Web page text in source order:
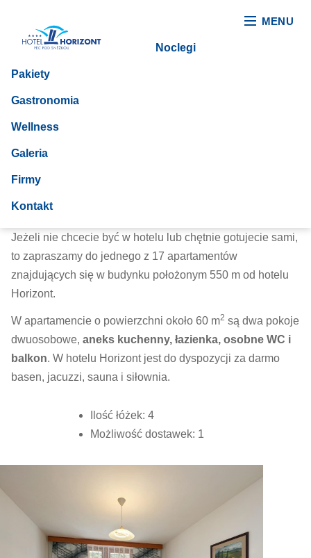
MENU
Noclegi
Pakiety
Gastronomia
Wellness
Galeria
Firmy
Kontakt
Apartamenty*** Firn
Jeżeli nie chcecie być w hotelu lub chętnie gotujecie sami,
to zapraszamy do jednego z 17 apartamentów
znajdujących się w budynku położonym 550 m od hotelu
Horizont.
W apartamencie o powierzchni około 60 m2 są dwa pokoje
dwuosobowe, aneks kuchenny, łazienka, osobne WC i
balkon. W hotelu Horizont jest do dyspozycji za darmo
basen, jacuzzi, sauna i siłownia.
Ilość łóżek: 4
Możliwość dostawek: 1